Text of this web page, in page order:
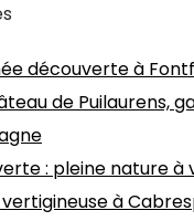
découverte à
de Puilaurens,
: pleine nature à
à